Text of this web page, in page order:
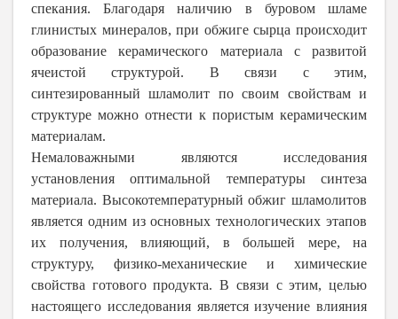
спекания. Благодаря наличию в буровом шламе
глинистых минералов, при обжиге сырца происходит
образование керамического материала с развитой
ячеистой структурой. В связи с этим,
синтезированный шламолит по своим свойствам и
структуре можно отнести к пористым керамическим
материалам.
Немаловажными являются исследования
установления оптимальной температуры синтеза
материала. Высокотемпературный обжиг шламолитов
является одним из основных технологических этапов
их получения, влияющий, в большей мере, на
структуру, физико-механические и химические
свойства готового продукта. В связи с этим, целью
настоящего исследования является изучение влияния